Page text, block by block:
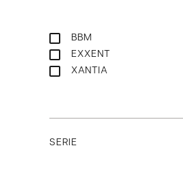
BBM
EXXENT
XANTIA
SERIE